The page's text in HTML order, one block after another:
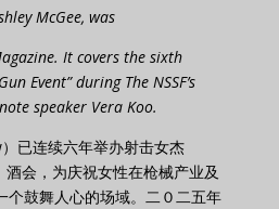
McGee, was
It covers the sixth
Event” during The NSSF’s
speaker Vera Koo.
已连续六年举办射击女杰
酒会，为庆祝女性在枪械产业及
个鼓舞人心的场域。二０二五年